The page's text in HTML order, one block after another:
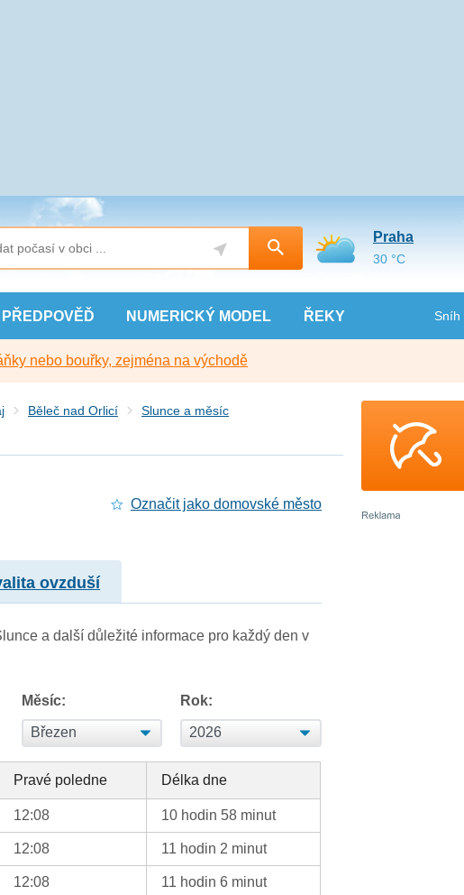
PŘEDPOVĚĎ NUMERICKÝ MODEL ŘEKY Sníh
Praha
30 °C
nebo bouřky, zejména na východě
Běleč nad Orlicí
Slunce a měsíc
Označit jako domovské město
ovzduší
a další důležité informace pro každý den v
Měsíc: Rok:
Pravé poledne Délka dne
12:08 10 hodin 58 minut
12:08 11 hodin 2 minut
12:08 11 hodin 6 minut